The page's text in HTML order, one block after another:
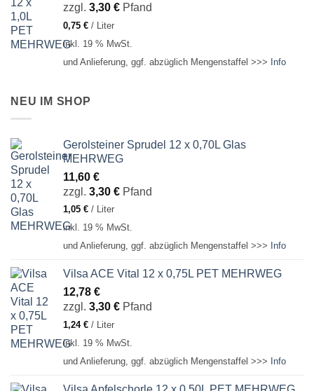
zzgl. 3,30 € Pfand
0,75 € / Liter
inkl. 19 % MwSt.
und Anlieferung, ggf. abzüglich Mengenstaffel >>> Info
NEU IM SHOP
Gerolsteiner Sprudel 12 x 0,70L Glas
MEHRWEG
11,60 €
zzgl. 3,30 € Pfand
1,05 € /
Liter
inkl. 19 % MwSt.
und Anlieferung, ggf. abzüglich Mengenstaffel >>> Info
Vilsa ACE Vital 12 x 0,75L PET MEHRWEG
12,78 €
zzgl. 3,30 € Pfand
1,24 € / Liter
inkl. 19 % MwSt.
und Anlieferung, ggf. abzüglich Mengenstaffel >>> Info